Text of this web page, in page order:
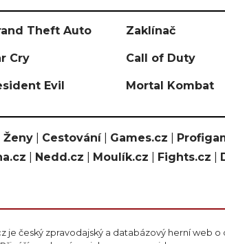
Theft Auto Zaklínač
Cry Call of Duty
Evil Mortal Kombat
Ženy Cestování| Games.cz
Nedd.cz Moulík.cz Fights.cz
je český zpravodajský a databázový herní web